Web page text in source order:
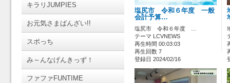
キラリJUMPIES
お元気さまばんざい!!
スポっち
み～んなげんきっず！
ファファFUNTIME
塩尻市 令和６年度 一般
会計予算…
塩尻市 令和６年度 …
テーマ LCVNEWS
再生時間 00:03:03
再生回数 7
登録日 2024/02/16